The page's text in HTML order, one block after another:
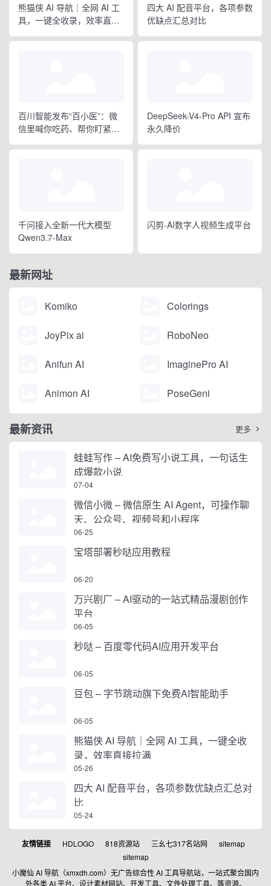
熊猫侠 AI 导航｜全网 AI 工
具，一键全收录，效率直接
四大 AI 配音平台，各项参数
优缺点汇总对比
百川智能发布“百小医”：微
信里喊你吃药、帮你盯紧全
DeepSeek-V4-Pro API 宣布
永久降价
千问接入全新一代大模型
Qwen3.7-Max
闪剪-AI数字人视频生成平台
最新网址
Komiko Colorings
JoyPix ai RoboNeo
Anifun AI ImaginePro AI
Animon AI PoseGeni
最新资讯 更多 
蛙蛙写作 – AI免费写小说工具，一句话生
成爆款小说
07-04
微信小微 – 微信原生 AI Agent，可操作聊
天、公众号、视频号和小程序
06-25
宝塔部署秒哒应用教程
06-20
万兴剧厂 – AI驱动的一站式精品漫剧创作
平台
06-05
秒哒 – 百度零代码AI应用开发平台
06-05
豆包 – 字节跳动旗下免费AI智能助手
06-05
熊猫侠 AI 导航｜全网 AI 工具，一键全收
录，效率直接拉满
05-26
四大 AI 配音平台，各项参数优缺点汇总对
比
05-24
友情链接 HDLOGO 818资源站 三幺七317名站网
sitemap
sitemap
小魔仙 AI 导航（xmxdh.com）无广告综合性 AI 工具导航站，一站式聚合国内
外各类 AI 平台、设计素材网站、开发工具、文件处理工具、等资源。